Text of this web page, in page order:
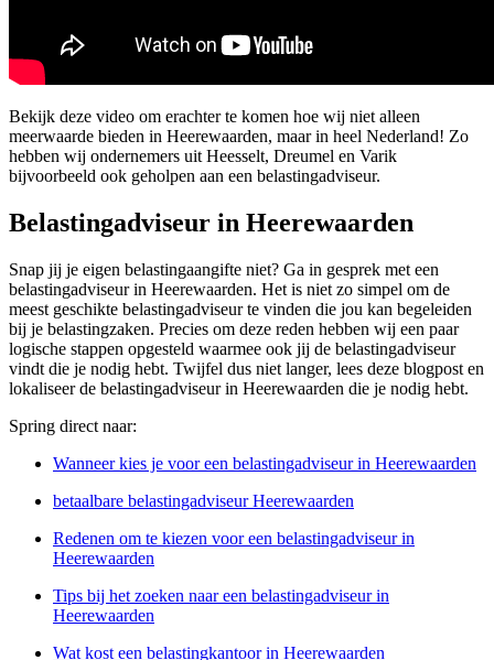
Bekijk deze video om erachter te komen hoe wij niet alleen
meerwaarde bieden in Heerewaarden, maar in heel Nederland! Zo
hebben wij ondernemers uit Heesselt, Dreumel en Varik
bijvoorbeeld ook geholpen aan een belastingadviseur.
Belastingadviseur in Heerewaarden
Snap jij je eigen belastingaangifte niet? Ga in gesprek met een
belastingadviseur in Heerewaarden. Het is niet zo simpel om de
meest geschikte belastingadviseur te vinden die jou kan begeleiden
bij je belastingzaken. Precies om deze reden hebben wij een paar
logische stappen opgesteld waarmee ook jij de belastingadviseur
vindt die je nodig hebt. Twijfel dus niet langer, lees deze blogpost en
lokaliseer de belastingadviseur in Heerewaarden die je nodig hebt.
Spring direct naar:
Wanneer kies je voor een belastingadviseur in Heerewaarden
betaalbare belastingadviseur Heerewaarden
Redenen om te kiezen voor een belastingadviseur in
Heerewaarden
Tips bij het zoeken naar een belastingadviseur in
Heerewaarden
Wat kost een belastingkantoor in Heerewaarden